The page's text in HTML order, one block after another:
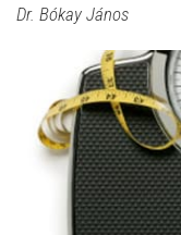
Dr. Bókay János